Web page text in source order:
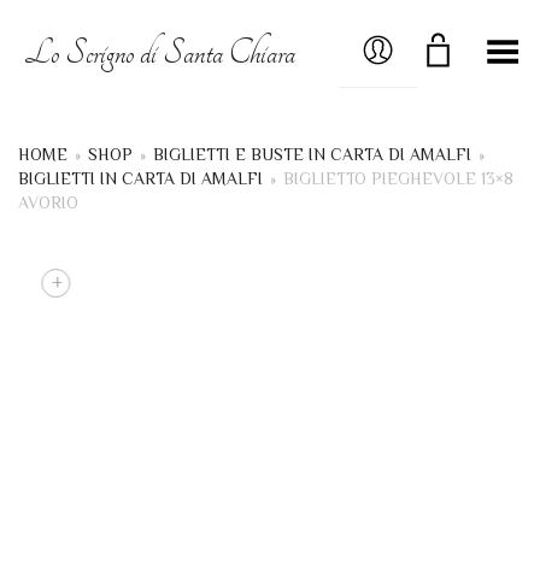
Lo Scrigno di Santa Chiara MY ACCOUNT
Menú
HOME » SHOP » BIGLIETTI E BUSTE IN CARTA DI AMALFI »
BIGLIETTI IN CARTA DI AMALFI » BIGLIETTO PIEGHEVOLE 13×8
AVORIO
+